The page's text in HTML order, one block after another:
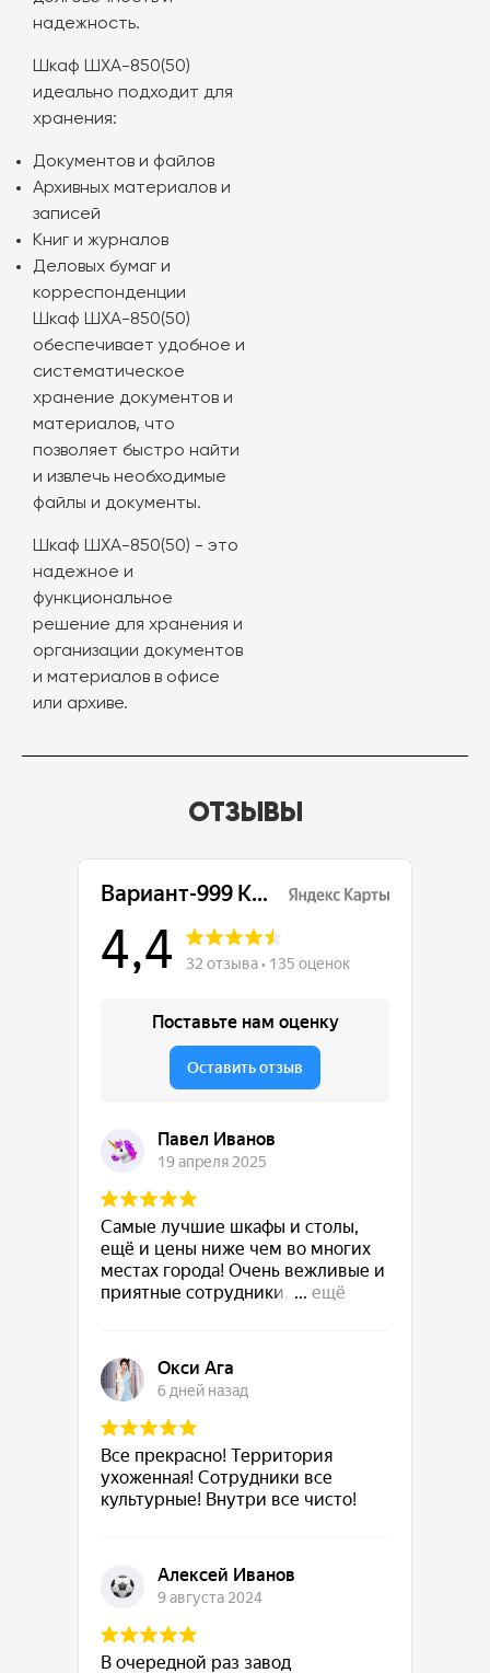
надежность.
Шкаф ШХА-850(50)
идеально подходит для
хранения:
Документов и файлов
Архивных материалов и
записей
Книг и журналов
Деловых бумаг и
корреспонденции
Шкаф ШХА-850(50)
обеспечивает удобное и
систематическое
хранение документов и
материалов, что
позволяет быстро найти
и извлечь необходимые
файлы и документы.
Шкаф ШХА-850(50) - это
надежное и
функциональное
решение для хранения и
организации документов
и материалов в офисе
или архиве.
ОТЗЫВЫ